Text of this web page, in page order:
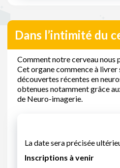
Dans l’intimité du
Comment notre cerveau nous
Cet organe commence à livrer
découvertes récentes en
obtenues notamment grâce
de Neuro-imagerie.
La date sera précisée
Inscriptions à venir